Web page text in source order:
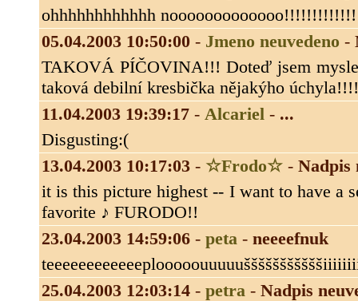
ohhhhhhhhhhhh
05.04.2003 10:50:00 - Jmeno neuvedeno -
TAKOVÁ PÍČOVINA!!! Doteď jsem
taková debilní kresbička nějakýho
11.04.2003 19:39:17 - Alcariel - ...
Disgusting:(
13.04.2003 10:17:03 - ☆Frodo☆ - Nadpis
it is this picture highest -- I want to have a
favorite ♪ FURODO!!
23.04.2003 14:59:06 - peta - neeeefnuk
25.04.2003 12:03:14 - petra - Nadpis